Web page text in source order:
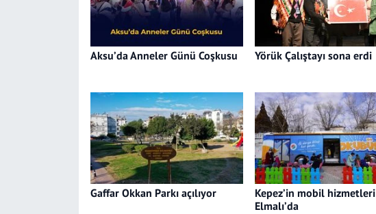
Aksu’da Anneler Günü Coşkusu Yörük Çalıştayı sona erdi
Gaffar Okkan Parkı açılıyor
Kepez’in mobil hizmetleri
Elmalı’da